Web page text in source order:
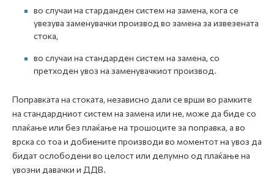
во случаи на старданден систем на замена, кога се
увезува заменувачки производ во замена за извезената
стока,
во случаи на стандарден систем на замена, со
претходен увоз на заменувачкиот производ.
Поправката на стоката, независно дали се врши во рамките
на стандардниот систем на замена или не, може да биде со
плаќање или без плаќање на трошоците за поправка, а во
врска со тоа и добиените производи во моментот на увоз да
бидат ослободени во целост или делумно од плаќање на
увозни давачки и ДДВ.